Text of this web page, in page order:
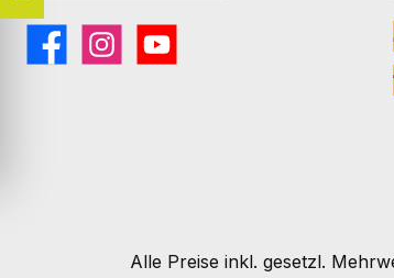
FacebookInstagramYouTube
Alle Preise inkl. gesetzl.